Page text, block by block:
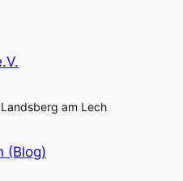
am Lech
(Blog)